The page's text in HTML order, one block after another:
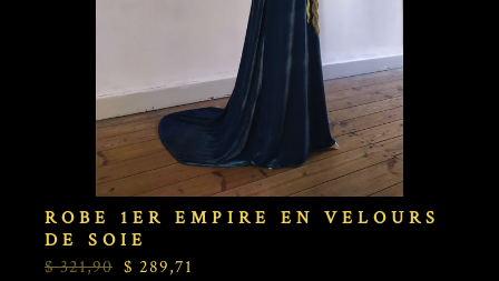
ROBE 1ER EMPIRE EN VELOURS
DE SOIE
$ 321,90 $ 289,71